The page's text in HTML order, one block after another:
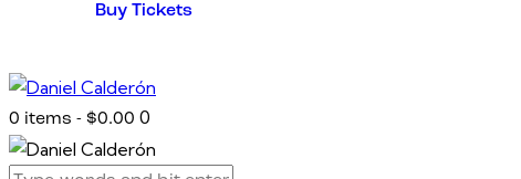
Buy Tickets
0 items - $0.00 0